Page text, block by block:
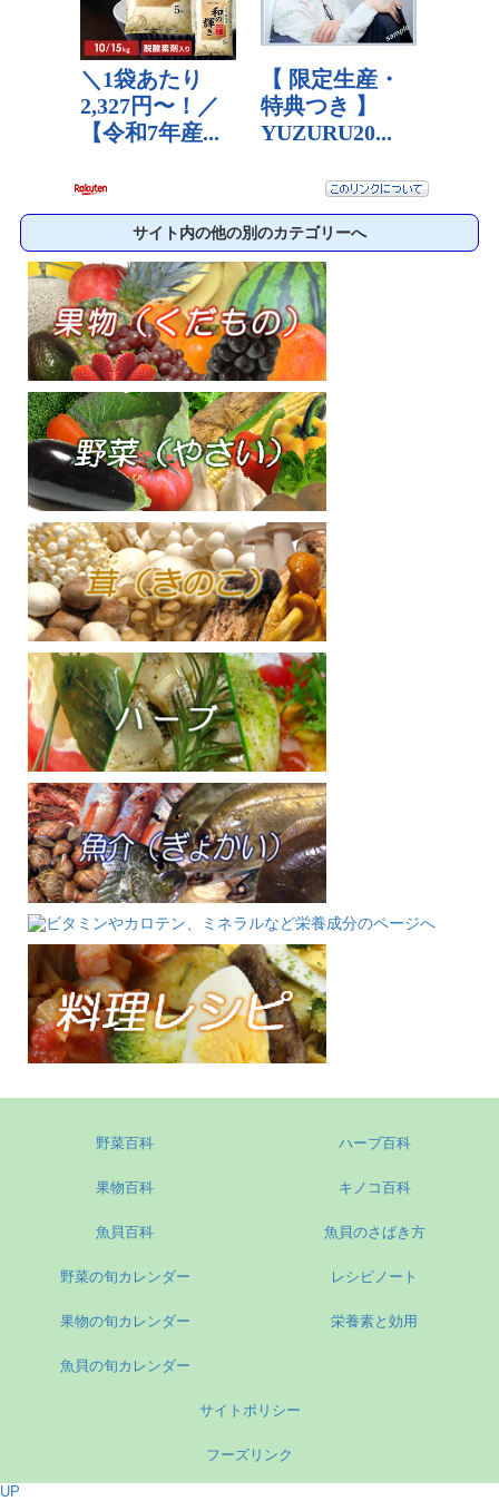
サイト内の他の別のカテゴリーへ
野菜百科
果物百科
魚貝百科
ハーブ百科
キノコ百科
魚貝のさばき方
野菜の旬カレンダー
果物の旬カレンダー
魚貝の旬カレンダー
レシピノート
栄養素と効用
サイトポリシー
フーズリンク
UP